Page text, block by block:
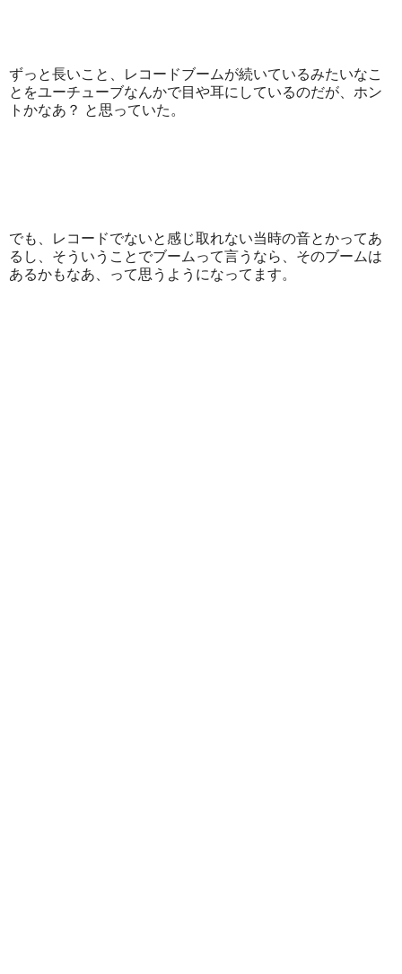
ずっと長いこと、レコードブームが続いているみたいなこ
とをユーチューブなんかで目や耳にしているのだが、ホン
トかなあ？ と思っていた。
でも、レコードでないと感じ取れない当時の音とかってあ
るし、そういうことでブームって言うなら、そのブームは
あるかもなあ、って思うようになってます。